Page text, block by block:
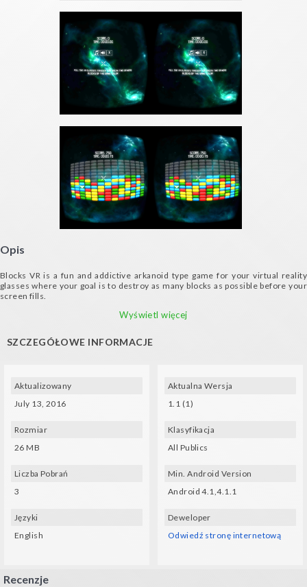
Opis
Blocks VR is a fun and addictive arkanoid type game for your virtual reality
glasses where your goal is to destroy as many blocks as possible before your
screen fills.
- Four power ups
- Compatible VR glasses (VXMASK, Lakento, Durovis, Google Cardboard, etc.)
Wyświetl więcej
SZCZEGÓŁOWE INFORMACJE
Aktualizowany
July 13, 2016
Rozmiar
26 MB
Liczba Pobrań
3
Języki
English
Aktualna Wersja
1.1 (1)
Klasyfikacja
All Publics
Min. Android Version
Android 4.1,4.1.1
Deweloper
Odwiedź stronę internetową
Recenzje